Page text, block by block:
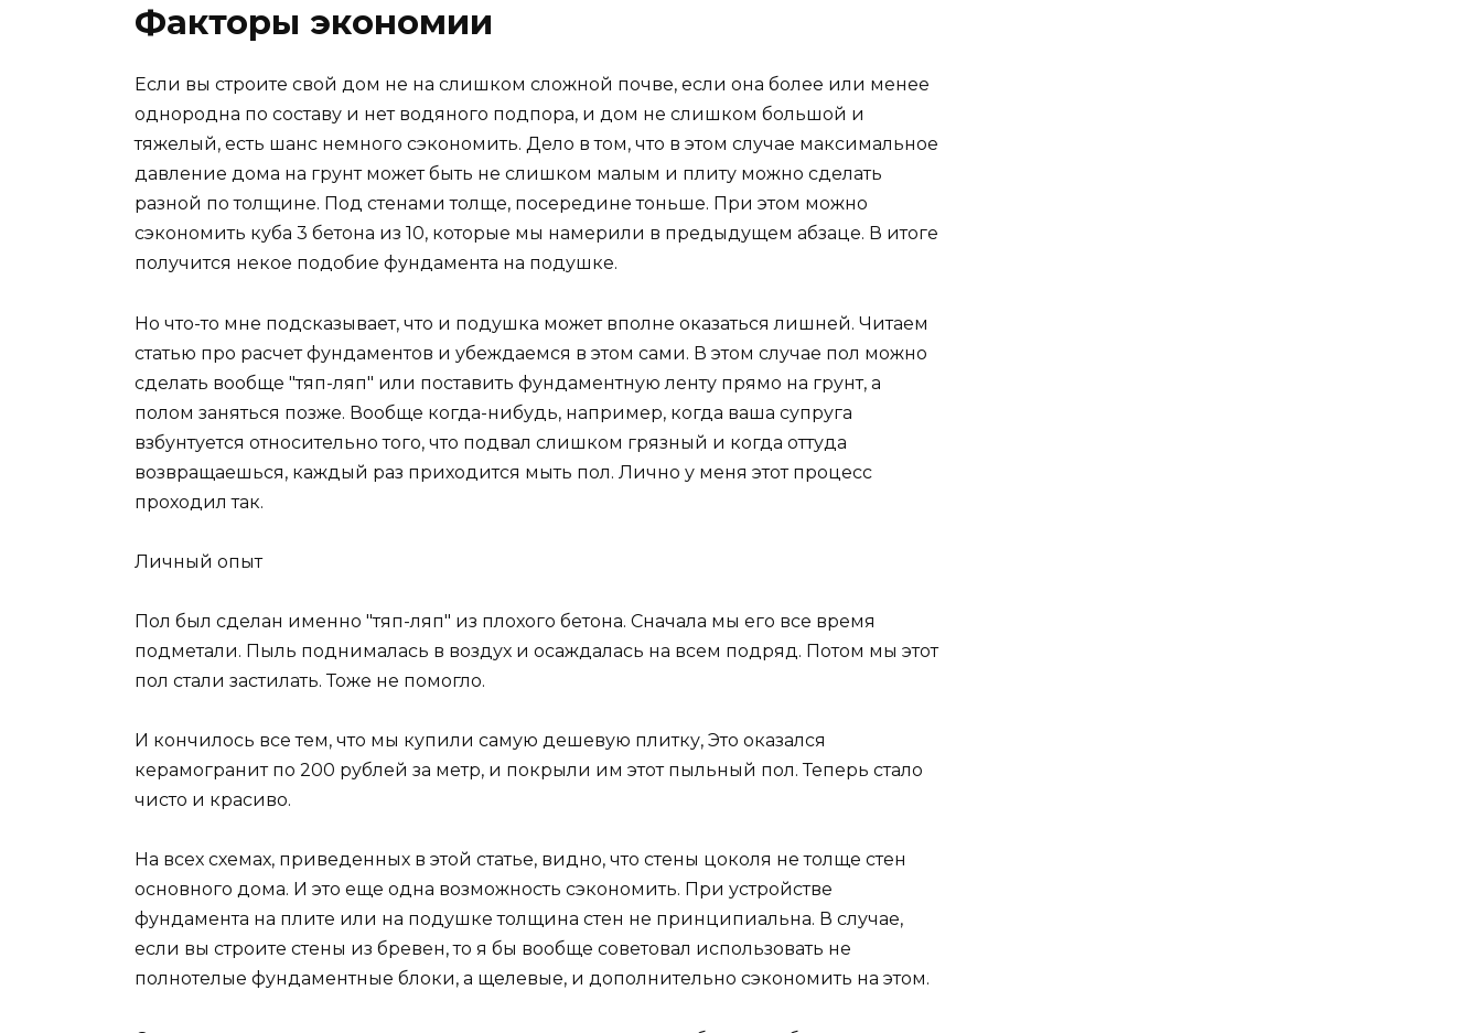
Факторы экономии
Если вы строите свой дом не на слишком сложной почве, если она более или менее
однородна по составу и нет водяного подпора, и дом не слишком большой и
тяжелый, есть шанс немного сэкономить. Дело в том, что в этом случае максимальное
давление дома на грунт может быть не слишком малым и плиту можно сделать
разной по толщине. Под стенами толще, посередине тоньше. При этом можно
сэкономить куба 3 бетона из 10, которые мы намерили в предыдущем абзаце. В итоге
получится некое подобие фундамента на подушке.
Но что-то мне подсказывает, что и подушка может вполне оказаться лишней. Читаем
статью про расчет фундаментов и убеждаемся в этом сами. В этом случае пол можно
сделать вообще "тяп-ляп" или поставить фундаментную ленту прямо на грунт, а
полом заняться позже. Вообще когда-нибудь, например, когда ваша супруга
взбунтуется относительно того, что подвал слишком грязный и когда оттуда
возвращаешься, каждый раз приходится мыть пол. Лично у меня этот процесс
проходил так.
Личный опыт
Пол был сделан именно "тяп-ляп" из плохого бетона. Сначала мы его все время
подметали. Пыль поднималась в воздух и осаждалась на всем подряд. Потом мы этот
пол стали застилать. Тоже не помогло.
И кончилось все тем, что мы купили самую дешевую плитку, Это оказался
керамогранит по 200 рублей за метр, и покрыли им этот пыльный пол. Теперь стало
чисто и красиво.
На всех схемах, приведенных в этой статье, видно, что стены цоколя не толще стен
основного дома. И это еще одна возможность сэкономить. При устройстве
фундамента на плите или на подушке толщина стен не принципиальна. В случае,
если вы строите стены из бревен, то я бы вообще советовал использовать не
полнотелые фундаментные блоки, а щелевые, и дополнительно сэкономить на этом.